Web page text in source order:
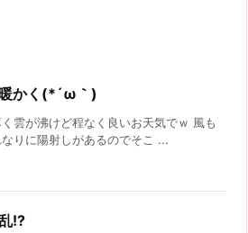
かく(*´ω｀)
雲が沸けど程なく良いお天気でｗ 風も
りに陽射しがあるのでそこ ...
!?